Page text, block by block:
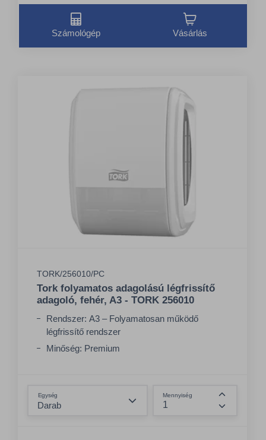
Számológép Vásárlás
TORK/256010/PC
Tork folyamatos adagolású légfrissítő
adagoló, fehér, A3 - TORK 256010
Rendszer: A3 – Folyamatosan működő
légfrissítő rendszer
Minőség: Premium
Egység Mennyiség
Összeg